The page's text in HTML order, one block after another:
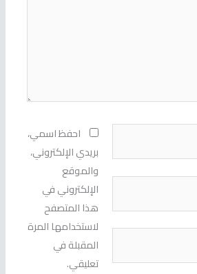
احفظ اسمي،
بريدي الإلكتروني،
والموقع
الإلكتروني في
هذا المتصفح
لاستخدامها المرة
المقبلة في
تعليقي.